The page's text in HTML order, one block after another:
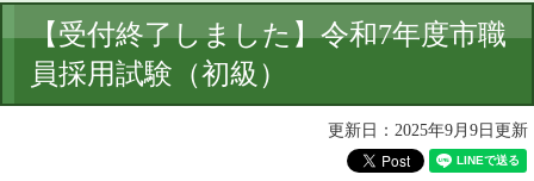
文
【受付終了しました】令和7年度市職
員採用試験（初級）
更新日：2025年9月9日更新